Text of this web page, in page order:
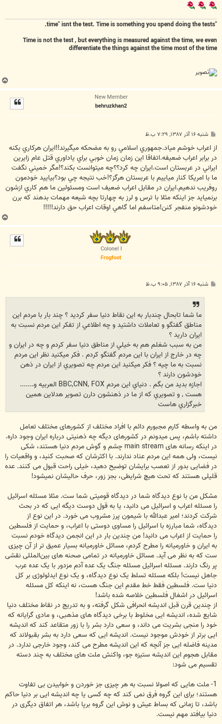
Time is not the test , but everything is measured against the time, we even
differentiate the things against the time most of the time
ب
ا
New Member
behruzkhan2
پ
ت
شنبه ۱۶ آذر ۱۳۸۷, ۷:۲۹ ب.ظ
از اعراب خوشم مياد.جمهوري اسلامي رو به مضحكه ميگيرند!!ايران هركاري بكنه
در برابر اعراب ضعيفه.اتفاقا اين زمان زمان خوبي براي ياداوري قتل عام زايرين
ايراني در عربستان است.ايران چه كرد؟؟چه ميتوانست بكند؟!مگر خميني نگفت
ما با امريكا كنار مياييم با عربستان هرگز؟!خب نتيجه چي بود؟بياييد خودمون
روفريب ندهيم.ايران در مقابل اعراب ضعيف است ومسئولين ما هم كاري ازشون
برنميايد جز اينكه مثلا با ترس و لرز به چهارتا بچه شيعه مهمات بدهند كه برن
خودشونو منفجر كنن!متاسفم اما گاهي اوقات اعراب حق دارند!!!!!
ب
ا
Colonel I
Frogfoot
پ شنبه ۱۶ آذر ۱۳۸۷, ۹:۰۵ ب.ظ
ما شما تابحال چندبار به اين نقاط دنيا سفر كرديد ؟ چند بار با مردم اين
مناطق گفتگو و تعاملات داشتيد و چه اطلاعي از تفكر اين مردم نسبت به
ايران داريد ؟
من به سبب شغلم هم به خيلي از مناطق دنيا سفر كردم و چه در ايران و
چه در خارج از ايران با اين مردم گفتگو كردم . فكر ميكنيد نظر اين مردم
نسبت به ما چيه ؟ فكر ميكنيد اين مردم چه تصويري از ايران در ذهن
خودشون دارند ؟
اجازه بديد من بگم . دنياي اين مردم BBC,CNN, FOX العربيه و.......
هست , و تصويري كه از ما در ذهنشون دارن تصوير هدلاين همين
خبرگزاري هاست
من به واسطه کارم مجبورم دائم با افراد مختلف از کشورهای مختلف تعامل
داشته باشم، پس میدونم در کشورهای دیگه چه ذهنیتی درباره ایران وجود داره.
در اینکه رسانه های main stream چشم و گوش مردم دنیا هستند، شکی
نیست، ولی همه این مردم عناد ندارند. با اکثرشان که صحبت کنید، و واقعیات را
در فضایی بدور از تعصب برایشان توضیح دهید، خیلی راحت قبول می کنند. عده
قلیلی هستند که تحت هیچ شرایطی، بجز زور، حرف حالیشان نمیشود!
مشکل من با نوع دیدگاه شما در دیدگاه قومیتی شما ست. مثلا مسئله اسرائیل
را مسئله اعراب و اسرائیل می دانید، یا به قول دوست دیگه ایی که در بحث
شرکت کردند؛ امیر عبدالله با شیمون پرز مشروب می خورد. در این نوع از
دیدگاه، شما مبارزه با اسرائیل را مساوی دوستی با اعراب، و حمایت از فلسطین
را حمایت از اعراب می دانید! من چندین بار در این انجمن دیدگاه خودم نسبت
به ایران و خاورمیانه را مطرح کردم، مسائل خاورمیانه بسیار عمیق تر از آن چیزی
ست که به نظر می آید. مسائل خاورمیانه در تمامی صحنه های بین‌المللی نقشی
پر رنگ دارند. مسئله اسرائیل مسئله جنگ یک عده آدم مزدور با یک عده عرب
جاهل نیست! بلکه مسئله تسلط یک نوع دیدگاه، و یک نوع ایدئولوژی بر کل
دنیا ست. فلسطین فقط خط مقدم این جنگ هست، نه اینکه کل مسئله
اسرائیل در اشغال فلسطین خلاصه شده باشد!
از چندین قرن قبل اندیشه انحرافی شکل گرفته، و به تدریج در نقاط مختلف دنیا
شایع شده، اندیشه ایی مخلوط با برخی دیدگاه های مذهبی، و مادی گرایانه که
خود را منجی بشریت می داند، و سعی دارد بشر را با زور متقاعد کند که اندیشه
ایی برتر از خودش موجود نیست. اندیشه ایی که سعی دارد به بشر بقبولاند که
مدینه فاضله ایی جز آنچه که این اندیشه مطرح می کند، وجود خارجی ندارد. در
مقابل هجوم این اندیشه ستیزه جو، واکنش ملت های مختلف به چند دسته
تقسیم می شود:
1- ملت هایی که اصولا نسبت به هر چیزی جز خوردن و خوابیدن بی تفاوت
هستند؛ برای این گروه فرق نمی کند که چه کسی یا چه اندیشه ایی بر دنیا حاکم
باشد، تا زمانی که بساط عیش و نوش این گروه برپا باشد، هر اتفاق دیگری در
دنیا بیافتد مهم نیست.